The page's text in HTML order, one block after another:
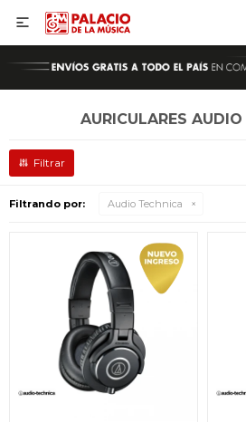

AURICULARES
Filtrando por: Audio Technica